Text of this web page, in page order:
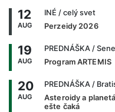
12
AUG
INÉ / celý svet
Perzeidy 2026
19
AUG
PREDNÁŠKA /
Program ARTEMIS
20
AUG
PREDNÁŠKA /
Asteroidy a
ešte čaká